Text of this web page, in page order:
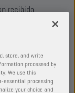
recibido
De la
para
store, and write
processed by
We use this
essential processing
your choice and